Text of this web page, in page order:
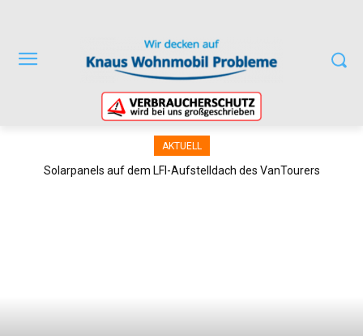
AKTUELL
Solarpanels auf dem LFI-Aufstelldach des VanTourers
KNAUS 500 CUV Cuvision – Mängel und unterirdischer Service